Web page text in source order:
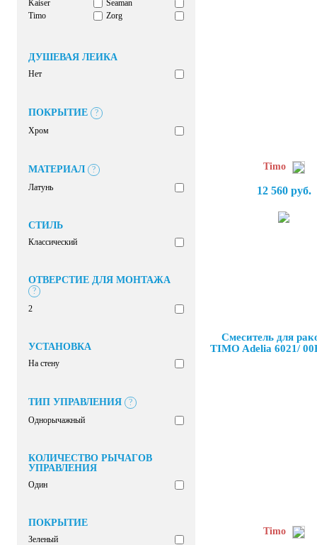
Kaiser
Seaman
Timo
Zorg
ДУШЕВАЯ ЛЕЙКА
Нет
ПОКРЫТИЕ
?
Хром
МАТЕРИАЛ
?
Латунь
СТИЛЬ
Классический
ОТВЕРСТИЕ ДЛЯ МОНТАЖА
?
2
УСТАНОВКА
На стену
ТИП УПРАВЛЕНИЯ
?
Однорычажный
КОЛИЧЕСТВО РЫЧАГОВ
УПРАВЛЕНИЯ
Один
ПОКРЫТИЕ
Зеленый
Timo
12 560 руб.
Смеситель для
TIMO Adelia 6021/
Timo